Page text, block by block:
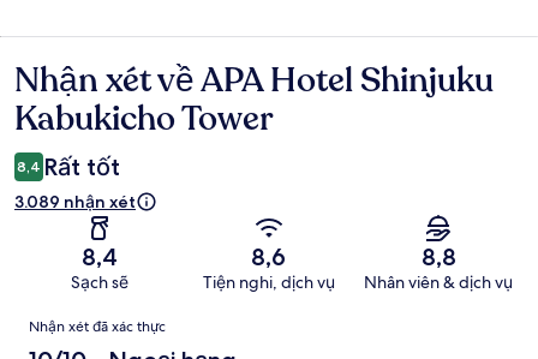
Nhận
xét
Nhận xét về APA Hotel Shinjuku
Kabukicho Tower
8,4 Rất tốt
3.089 nhận xét
8,4
Sạch sẽ
8,6
Tiện nghi, dịch vụ
8,8
Nhân viên & dịch vụ
Nhận
Nhận xét đã xác thực